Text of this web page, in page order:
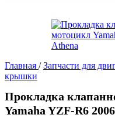
Главная / Запчасти для
крышки
Прокладка
Yamaha YZF-R6